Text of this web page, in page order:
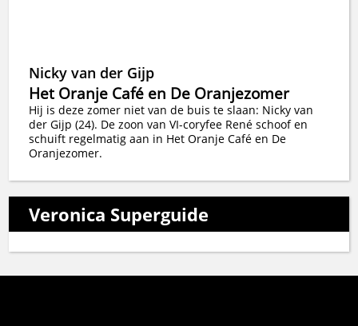
Nicky van der Gijp
Het Oranje Café en De Oranjezomer
Hij is deze zomer niet van de buis te slaan: Nicky van
der Gijp (24). De zoon van VI-coryfee René schoof en
schuift regelmatig aan in Het Oranje Café en De
Oranjezomer.
Veronica Superguide